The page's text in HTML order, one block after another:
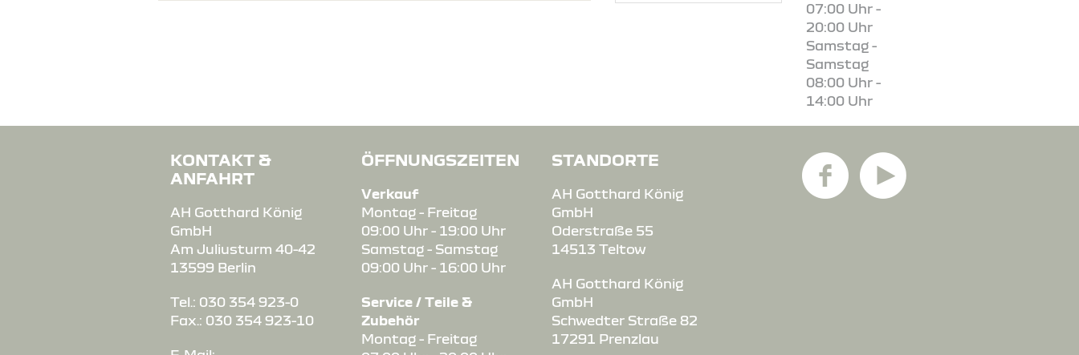
07:00 Uhr -
20:00 Uhr
Samstag -
Samstag
08:00 Uhr -
14:00 Uhr
KONTAKT &
ANFAHRT
AH Gotthard König
GmbH
Am Juliusturm 40-42
13599 Berlin
Tel.: 030 354 923-0
Fax.: 030 354 923-10
ÖFFNUNGSZEITEN
Verkauf
Montag - Freitag
09:00 Uhr - 19:00 Uhr
Samstag - Samstag
09:00 Uhr - 16:00 Uhr
Service / Teile &
Zubehör
Montag - Freitag
STANDORTE
AH Gotthard König
GmbH
Oderstraße 55
14513 Teltow
AH Gotthard König
GmbH
Schwedter Straße 82
17291 Prenzlau